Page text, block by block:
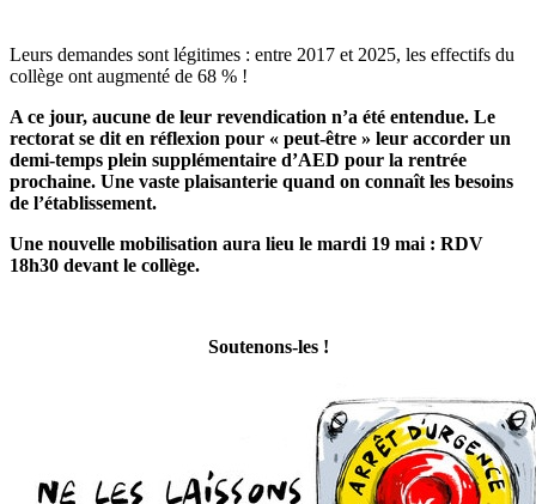
Leurs demandes sont légitimes : entre 2017 et 2025, les effectifs du
collège ont augmenté de 68 % !
A ce jour, aucune de leur revendication n’a été entendue. Le
rectorat se dit en réflexion pour « peut-être » leur accorder un
demi-temps plein supplémentaire d’AED pour la rentrée
prochaine. Une vaste plaisanterie quand on connaît les besoins
de l’établissement.
Une nouvelle mobilisation aura lieu le mardi 19 mai : RDV
18h30 devant le collège.
Soutenons-les !